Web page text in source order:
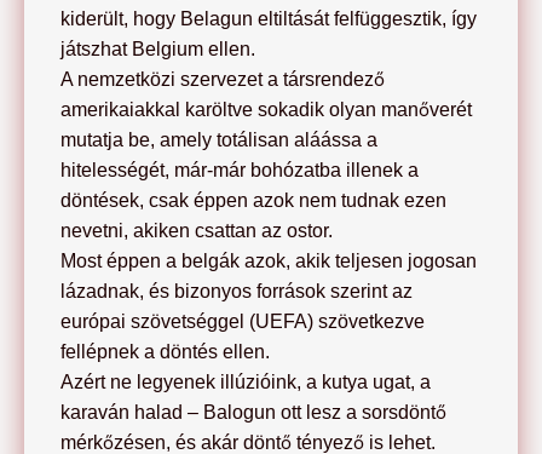
kiderült, hogy Belagun eltiltását felfüggesztik, így
játszhat Belgium ellen.
A nemzetközi szervezet a társrendező
amerikaiakkal karöltve sokadik olyan manőverét
mutatja be, amely totálisan aláássa a
hitelességét, már-már bohózatba illenek a
döntések, csak éppen azok nem tudnak ezen
nevetni, akiken csattan az ostor.
Most éppen a belgák azok, akik teljesen jogosan
lázadnak, és bizonyos források szerint az
európai szövetséggel (UEFA) szövetkezve
fellépnek a döntés ellen.
Azért ne legyenek illúzióink, a kutya ugat, a
karaván halad – Balogun ott lesz a sorsdöntő
mérkőzésen, és akár döntő tényező is lehet.